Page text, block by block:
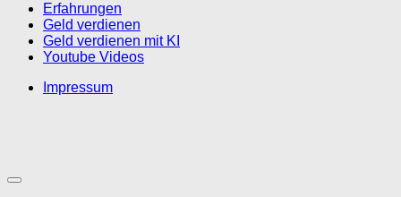
Erfahrungen
Geld verdienen
Geld verdienen mit KI
Youtube Videos
Impressum